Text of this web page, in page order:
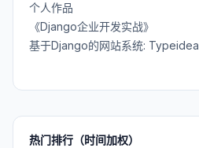
个人作品
《Django企业开发实战》
基于Django的网站系统: Typeidea
热门排行（时间加权）